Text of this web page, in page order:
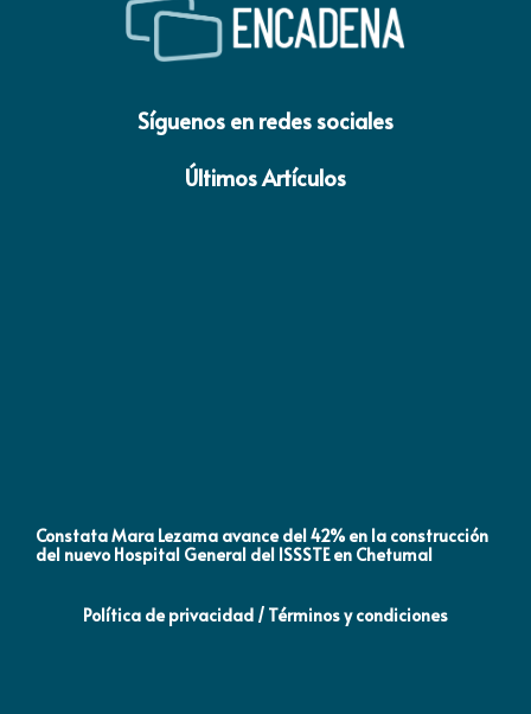
Síguenos en redes sociales
Últimos Artículos
Constata Mara Lezama avance del 42% en la construcción
del nuevo Hospital General del ISSSTE en Chetumal
Política de privacidad / Términos y condiciones